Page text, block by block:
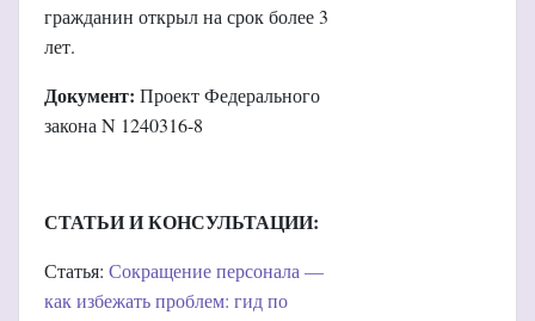
гражданин открыл на срок более 3
лет.
Документ: Проект Федерального
закона N 1240316-8
СТАТЬИ И КОНСУЛЬТАЦИИ:
Статья: Сокращение персонала —
как избежать проблем: гид по